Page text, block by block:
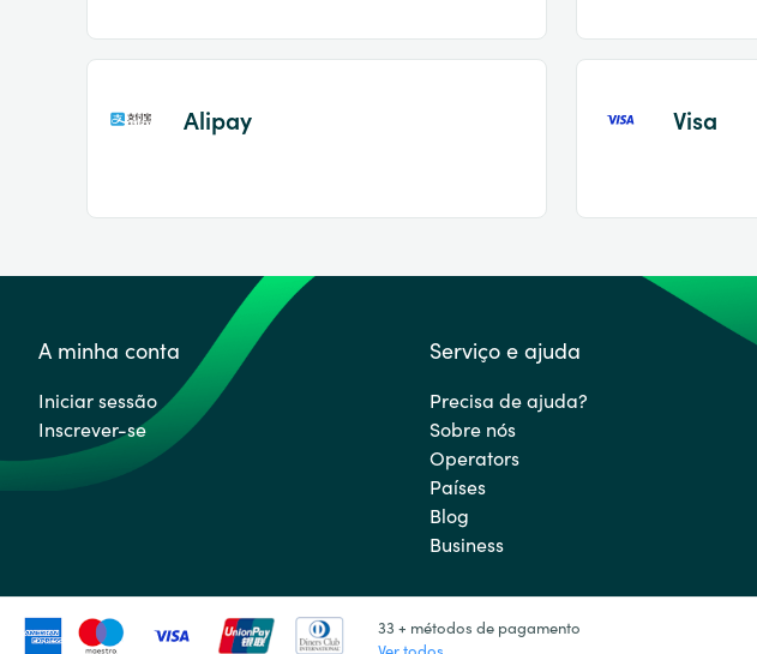
Alipay Visa
A minha conta
Iniciar sessão
Inscrever-se
Serviço e ajuda
Precisa de ajuda?
Sobre nós
Operators
Países
Blog
Business
33 + métodos de pagamento